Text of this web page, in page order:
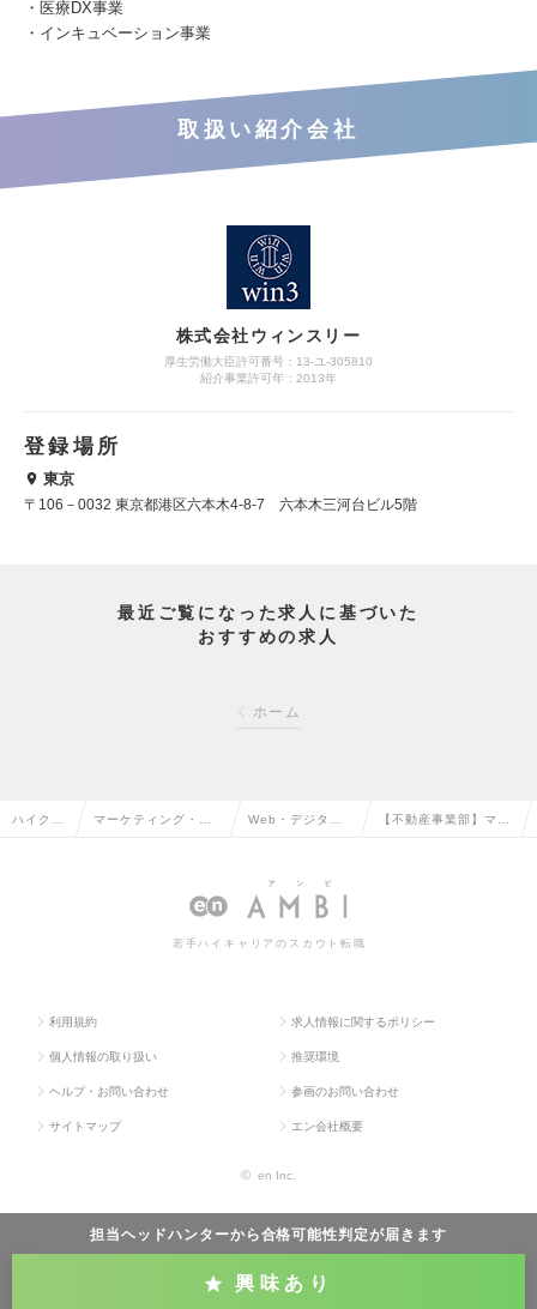
・医療DX事業
・インキュベーション事業
取扱い紹介会社
株式会社ウィンスリー
厚生労働大臣許可番号：13-ユ-305810
紹介事業許可年：2013年
登録場所
東京
〒106－0032 東京都港区六本木4-8-7 六本木三河台ビル5階
最近ご覧になった求人に基づいた
おすすめの求人
ホーム
担当ヘッドハンターから合格可能性判定が届きます
興味あり
ハイクラ マーケティング・販 Web・デジタル
転職
【不動産事業部】マー
若手ハイキャリアのスカウト転職
利用規約 求人情報に関するポリシー
個人情報の取り扱い 推奨環境
ヘルプ・お問い合わせ 参画のお問い合わせ
サイトマップ エン会社概要
© en Inc.